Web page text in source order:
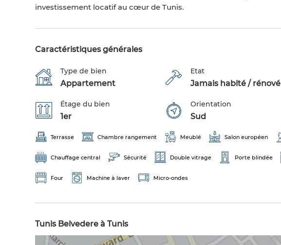
investissement locatif au cœur de Tunis.
Caractéristiques générales
Type de bien
Appartement
Etat
Jamais habité / rénové
Étage du bien
1er
Orientation
Sud
Terrasse Chambre rangement Meublé Salon européen
Chauffage central Sécurité Double vitrage Porte blindée
Four Machine à laver Micro-ondes
Tunis Belvedere à Tunis